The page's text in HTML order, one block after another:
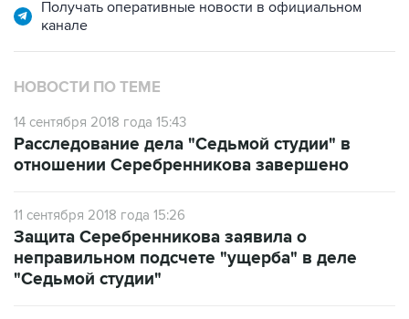
Получать оперативные новости в официальном
канале
НОВОСТИ ПО ТЕМЕ
14 сентября 2018 года 15:43
Расследование дела "Седьмой студии" в
отношении Серебренникова завершено
11 сентября 2018 года 15:26
Защита Серебренникова заявила о
неправильном подсчете "ущерба" в деле
"Седьмой студии"